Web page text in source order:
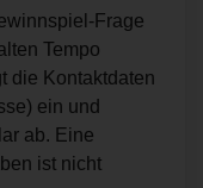
Frage
Tempo
die Kontaktdaten
ein und
ab. Eine
ist nicht